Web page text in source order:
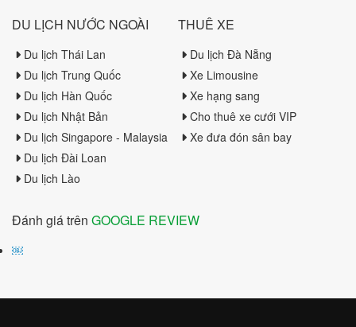
DU LỊCH NƯỚC NGOÀI
Du lịch Thái Lan
Du lịch Trung Quốc
Du lịch Hàn Quốc
Du lịch Nhật Bản
Du lịch Singapore - Malaysia
Du lịch Đài Loan
Du lịch Lào
THUÊ XE
Du lịch Đà Nẵng
Xe Limousine
Xe hạng sang
Cho thuê xe cưới VIP
Xe đưa đón sân bay
Đánh giá trên GOOGLE REVIEW
￼